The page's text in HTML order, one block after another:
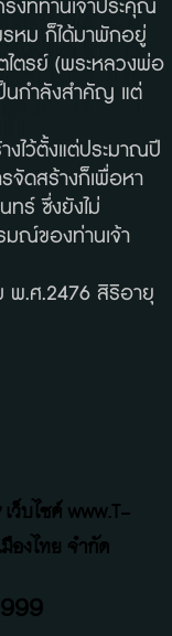
งที่ท่านเจ้าประคุณ
รหม ก็ได้มาพักอยู่
ไตรย์ (พระหลวงพ่อ
นกำลังสำคัญ แต่
งไว้ตั้งแต่ประมาณปี
จัดสร้างก็เพื่อหา
ร์ ซึ่งยังไม่
ณ์ของท่านเจ้า
พ.ศ.2476 สิริอายุ
บไซค์ www.T-
องไทย จำกัด